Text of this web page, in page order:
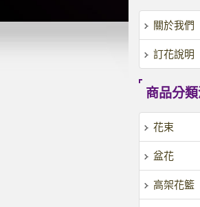
關於我們
訂花說明
商品分
花束
盆花
高架花籃